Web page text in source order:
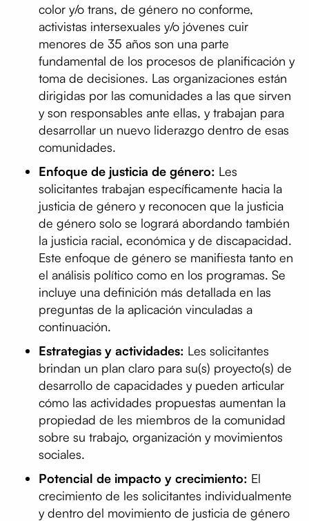
color y/o trans, de género no conforme,
activistas intersexuales y/o jóvenes cuir
menores de 35 años son una parte
fundamental de los procesos de planificación y
toma de decisiones. Las organizaciones están
dirigidas por las comunidades a las que sirven
y son responsables ante ellas, y trabajan para
desarrollar un nuevo liderazgo dentro de esas
comunidades.
Enfoque de justicia de género: Les
solicitantes trabajan específicamente hacia la
justicia de género y reconocen que la justicia
de género solo se logrará abordando también
la justicia racial, económica y de discapacidad.
Este enfoque de género se manifiesta tanto en
el análisis político como en los programas. Se
incluye una definición más detallada en las
preguntas de la aplicación vinculadas a
continuación.
Estrategias y actividades: Les solicitantes
brindan un plan claro para su(s) proyecto(s) de
desarrollo de capacidades y pueden articular
cómo las actividades propuestas aumentan la
propiedad de les miembros de la comunidad
sobre su trabajo, organización y movimientos
sociales.
Potencial de impacto y crecimiento: El
crecimiento de les solicitantes individualmente
y dentro del movimiento de justicia de género